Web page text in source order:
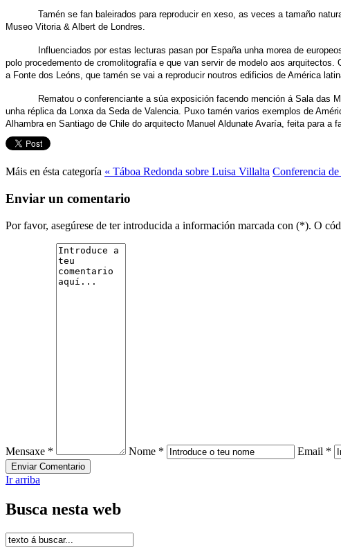
Tamén se fan baleirados para reproducir en xeso, as veces a tamaño
Museo Vitoria & Albert de Londres.
Influenciados por estas lecturas pasan por España unha morea de
polo procedemento de cromolitografía e que van servir de modelo aos
a Fonte dos Leóns, que tamén se vai a reproducir noutros edificios de América
Rematou o conferenciante a súa exposición facendo mención á Sala das
unha réplica da Lonxa da Seda de Valencia. Puxo tamén varios exemplos de
Alhambra en Santiago de Chile do arquitecto Manuel Aldunate Avaría, feita para
Máis en ésta categoría « Táboa Redonda sobre Luisa Villalta Conferencia
Enviar un comentario
Por favor, asegúrese de ter introducida a información marcada con (*). O
Mensaxe * Nome * Email *
Ir arriba
Busca nesta web